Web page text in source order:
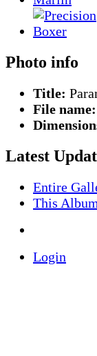
Photo info
Title:
File name:
Latest
Entire
This Album
Login